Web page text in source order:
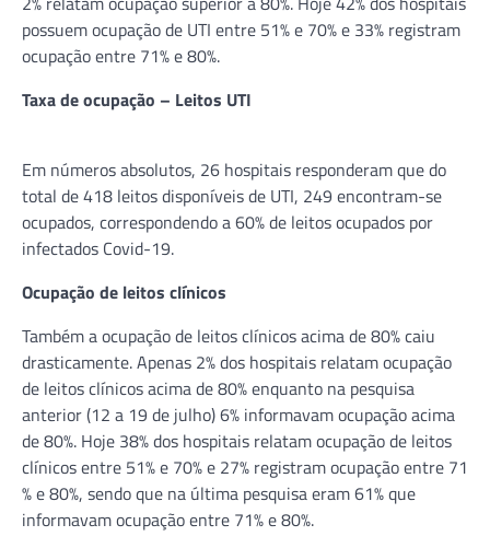
possuem ocupação de UTI entre 51% e 70% e 33% registram
ocupação entre 71% e 80%.
Taxa de ocupação – Leitos UTI
Em números absolutos, 26 hospitais responderam que do
total de 418 leitos disponíveis de UTI, 249 encontram-se
ocupados, correspondendo a 60% de leitos ocupados por
infectados Covid-19.
Ocupação de leitos clínicos
Também a ocupação de leitos clínicos acima de 80% caiu
drasticamente. Apenas 2% dos hospitais relatam ocupação
de leitos clínicos acima de 80% enquanto na pesquisa
anterior (12 a 19 de julho) 6% informavam ocupação acima
de 80%. Hoje 38% dos hospitais relatam ocupação de leitos
clínicos entre 51% e 70% e 27% registram ocupação entre 71
% e 80%, sendo que na última pesquisa eram 61% que
informavam ocupação entre 71% e 80%.